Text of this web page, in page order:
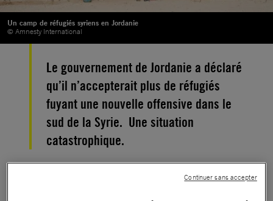
Un camp de réfugiés syriens en Jordanie
© Amnesty International
Le gouvernement de Jordanie a déclaré
qu’il n’accepterait plus de réfugiés
fuyant une nouvelle offensive dans le
sud de la Syrie. Une situation
catastrophique.
La semaine dernière, le gouvernement syrien a
Continuer sans accepter